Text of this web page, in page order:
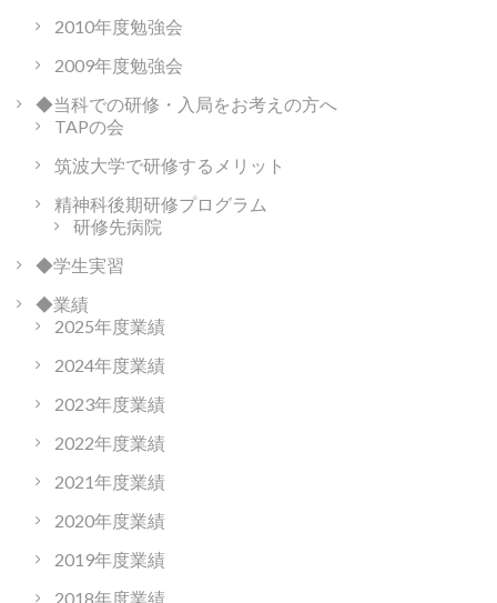
2010年度勉強会
2009年度勉強会
◆当科での研修・入局をお考えの方へ
TAPの会
筑波大学で研修するメリット
精神科後期研修プログラム
研修先病院
◆学生実習
◆業績
2025年度業績
2024年度業績
2023年度業績
2022年度業績
2021年度業績
2020年度業績
2019年度業績
2018年度業績